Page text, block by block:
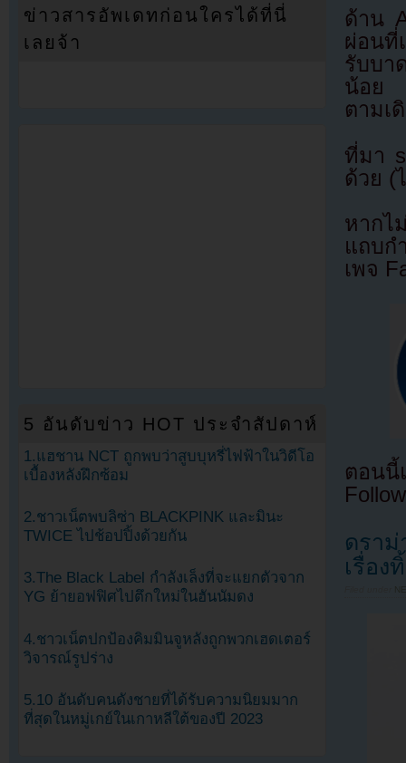
ด้าน
ผ่อนที่
รับบา
น้อย
ตามเ
ที่มา
ด้วย (
หากไ
แถบก
เพจ
ตอนนี้
ดรา
เรื่อง
ข่าวสารอัพเดทก่อนใครได้ที่นี่
เลยจ้า
5 อันดับข่าว HOT ประจำสัปดาห์
1.แฮชาน NCT ถูกพบว่าสูบบุหรี่ไฟฟ้าในวิดีโอ
เบื้องหลังฝึกซ้อม
2.ชาวเน็ตพบลิซ่า BLACKPINK และมินะ
TWICE ไปช้อปปิ้งด้วยกัน
3.The Black Label กำลังเล็งที่จะแยกตัวจาก
YG ย้ายอฟฟิศไปตึกใหม่ในฮันนัมดง
4.ชาวเน็ตปกป้องคิมมินจูหลังถูกพวกเฮดเตอร์
วิจารณ์รูปร่าง
5.10 อันดับคนดังชายที่ได้รับความนิยมมาก
ที่สุดในหมู่เกย์ในเกาหลีใต้ของปี 2023